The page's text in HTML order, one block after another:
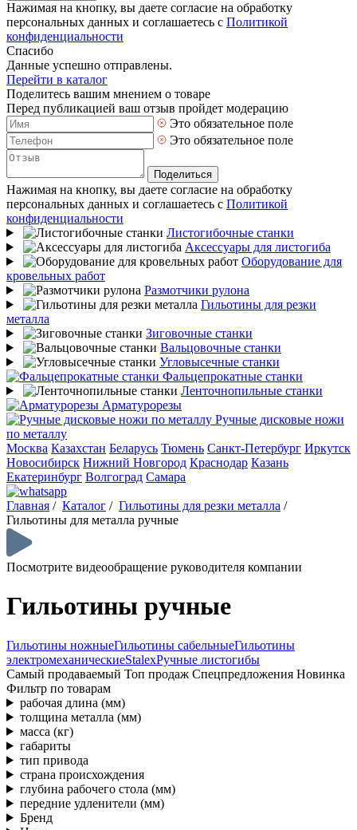
Нажимая на кнопку, вы даете согласие на обработку
персональных данных и соглашаетесь с Политикой
конфиденциальности
Спасибо
Данные успешно отправлены.
Перейти в каталог
Поделитесь вашим мнением о товаре
Перед публикацией ваш отзыв пройдет модерацию
Это обязательное поле
Это обязательное поле
Поделиться
Нажимая на кнопку, вы даете согласие на обработку
персональных данных и соглашаетесь с Политикой
конфиденциальности
Листогибочные станки
Аксессуары для листогиба
Оборудование для
кровельных работ
Размотчики рулона
Гильотины для резки
металла
Зиговочные станки
Вальцовочные станки
Угловысечные станки
Фальцепрокатные станки
Ленточнопильные станки
Арматурорезы
Ручные дисковые ножи
по металлу
Москва Казахстан Беларусь Тюмень Санкт-Петербург Иркутск
Новосибирск Нижний Новгород Краснодар Казань
Екатеринбург Волгоград Самара
Главная / Каталог / Гильотины для резки металла /
Гильотины для металла ручные
Посмотрите видеообращение руководителя компании
Гильотины ручные
Гильотины ножныеГильотины сабельныеГильотины
электромеханическиеStalexРучные листогибы
Самый продаваемый Топ продаж Спецпредложения Новинка
Фильтр по товарам
рабочая длина (мм)
толщина металла (мм)
масса (кг)
габариты
тип привода
страна происхождения
глубина рабочего стола (мм)
передние удленители (мм)
Бренд